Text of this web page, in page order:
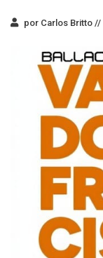
por Carlos Britto //